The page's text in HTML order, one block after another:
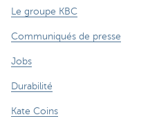
Le groupe KBC
Communiqués de presse
Jobs
Durabilité
Kate Coins